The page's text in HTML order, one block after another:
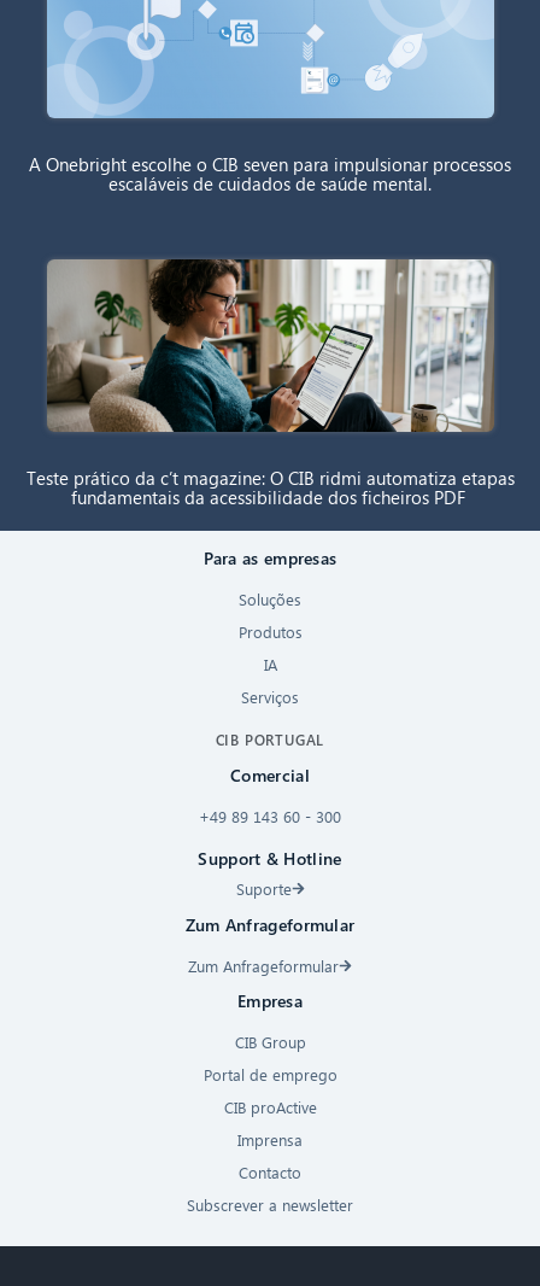
A Onebright escolhe o CIB seven para impulsionar processos
escaláveis de cuidados de saúde mental.
Teste prático da c’t magazine: O CIB ridmi automatiza etapas
fundamentais da acessibilidade dos ficheiros PDF
Para as empresas
Soluções
Produtos
IA
Serviços
CIB PORTUGAL
Comercial
+49 89 143 60 - 300
Support & Hotline
Suporte
Zum Anfrageformular
Zum Anfrageformular
Empresa
CIB Group
Portal de emprego
CIB proActive
Imprensa
Contacto
Subscrever a newsletter